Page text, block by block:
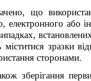
що
електронного або
зразки
сторонами.
зберігання